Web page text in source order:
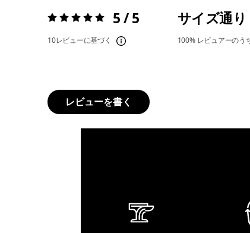
評価:5 / 5 5 / 5
10レビューに基づく
サイズ通り
100% レビュアーのう
レビューを書く